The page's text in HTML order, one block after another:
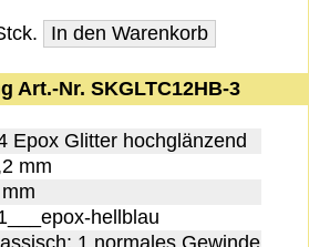
Art.-Nr. SKGLTC12HB-3
Epox Glitter hochglänzend
mm
hellblau